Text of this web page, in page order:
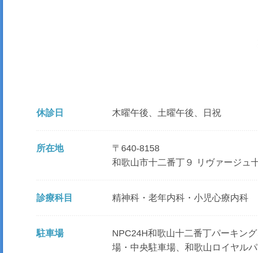
休診日 木曜午後、土曜午後、日祝
所在地
〒640-8158
和歌山市十二番丁９ リヴァージュ
診療科目 精神科・老年内科・小児心療内科
駐車場
NPC24H和歌山十二番丁パーキン
場・中央駐車場、和歌山ロイヤル